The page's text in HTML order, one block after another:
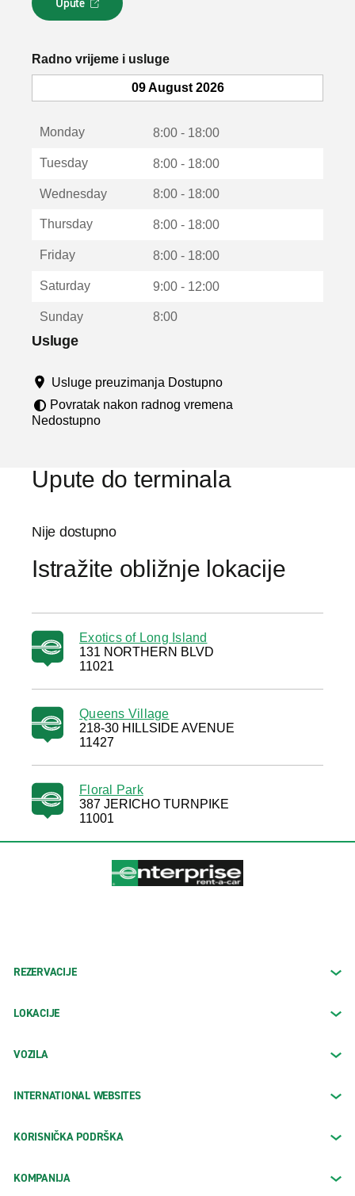
Upute
L
i
k
o
u
u
Radno vrijeme i usluge
09 August 2026
Monday 8:00 - 18:00
Tuesday 8:00 - 18:00
Wednesday 8:00 - 18:00
Thursday 8:00 - 18:00
Friday 8:00 - 18:00
Saturday 9:00 - 12:00
Sunday 8:00
Usluge
Usluge preuzimanja Dostupno
Povratak nakon radnog vremena
Nedostupno
Upute do terminala
Nije dostupno
Istražite obližnje lokacije
Exotics of Long Island
131 NORTHERN BLVD
11021
Queens Village
218-30 HILLSIDE AVENUE
11427
Floral Park
387 JERICHO TURNPIKE
11001
REZERVACIJE
LOKACIJE
VOZILA
INTERNATIONAL WEBSITES
KORISNIČKA PODRŠKA
KOMPANIJA